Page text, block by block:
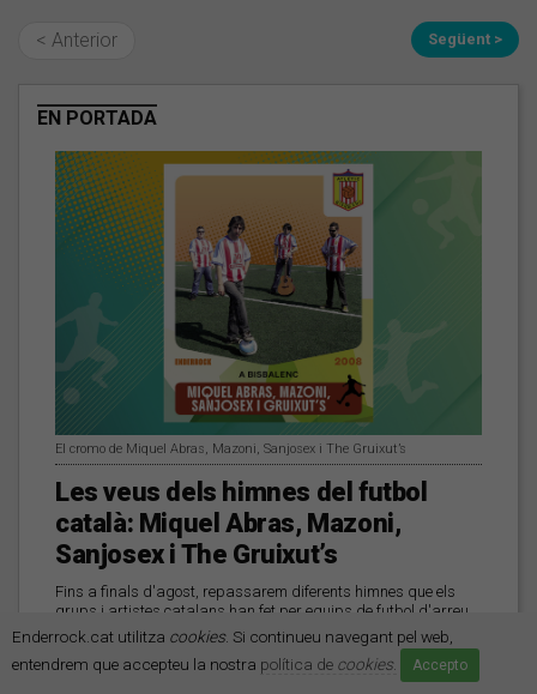
Enderrock.cat utilitza cookies. Si continueu navegant pel web,
entendrem que accepteu la nostra política de cookies. Accepto
< Anterior Següent >
EN PORTADA
El cromo de Miquel Abras, Mazoni, Sanjosex i The Gruixut’s
Les veus dels himnes del futbol
català: Miquel Abras, Mazoni,
Sanjosex i The Gruixut’s
Fins a finals d'agost, repassarem diferents himnes que els
grups i artistes catalans han fet per equips de futbol d'arreu
dels Països Catalans